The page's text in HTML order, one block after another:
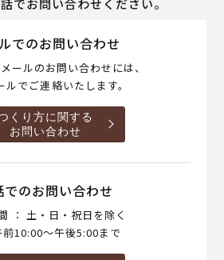
でのお問い合わせ
ールのお問い合わせには、
ルでご連絡いたします。
くり方に関する
お問い合わせ
でのお問い合わせ
： 土・日・祝日を除く
前10:00～午後5:00まで